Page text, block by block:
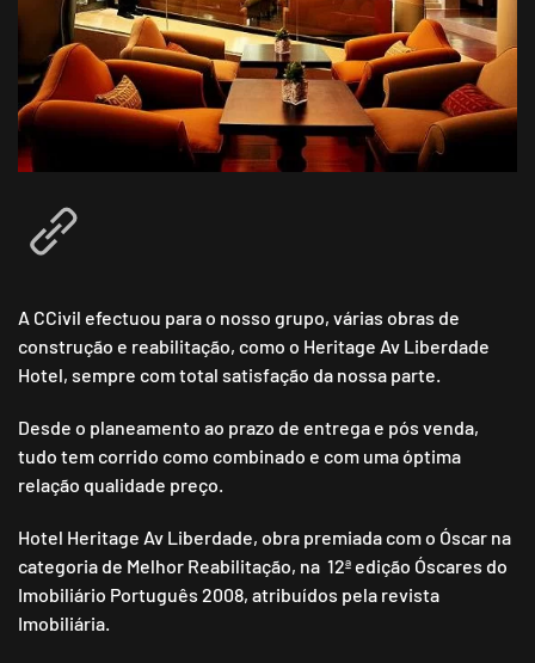
A CCivil efectuou para o nosso grupo, várias obras de
construção e reabilitação, como o Heritage Av Liberdade
Hotel, sempre com total satisfação da nossa parte.
Desde o planeamento ao prazo de entrega e pós venda,
tudo tem corrido como combinado e com uma óptima
relação qualidade preço.
Hotel Heritage Av Liberdade, obra premiada com o Óscar na
categoria de Melhor Reabilitação, na 12ª edição Óscares do
Imobiliário Português 2008, atribuídos pela revista
Imobiliária.